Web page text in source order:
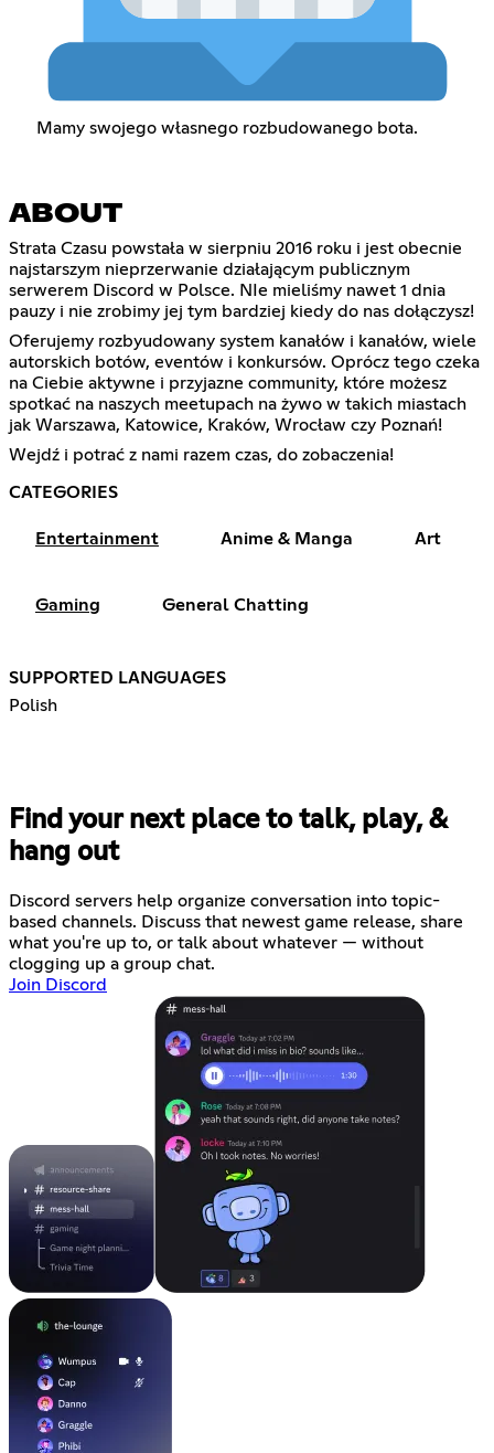
Mamy swojego własnego rozbudowanego bota.
ABOUT
Strata Czasu powstała w sierpniu 2016 roku i jest obecnie
najstarszym nieprzerwanie działającym publicznym
serwerem Discord w Polsce. NIe mieliśmy nawet 1 dnia
pauzy i nie zrobimy jej tym bardziej kiedy do nas dołączysz!
Oferujemy rozbyudowany system kanałów i kanałów, wiele
autorskich botów, eventów i konkursów. Oprócz tego czeka
na Ciebie aktywne i przyjazne community, które możesz
spotkać na naszych meetupach na żywo w takich miastach
jak Warszawa, Katowice, Kraków, Wrocław czy Poznań!
Wejdź i potrać z nami razem czas, do zobaczenia!
CATEGORIES
Entertainment Anime & Manga Art
Gaming General Chatting
SUPPORTED LANGUAGES
Polish
Find your next place to talk, play, &
hang out
Discord servers help organize conversation into topic-
based channels. Discuss that newest game release, share
what you're up to, or talk about whatever — without
clogging up a group chat.
Join Discord